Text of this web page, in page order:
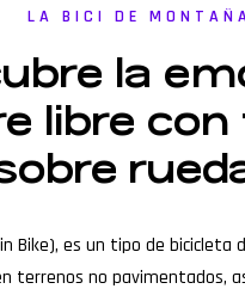
LA BICI DE
la
libre
es un tipo de
no pavimentados,